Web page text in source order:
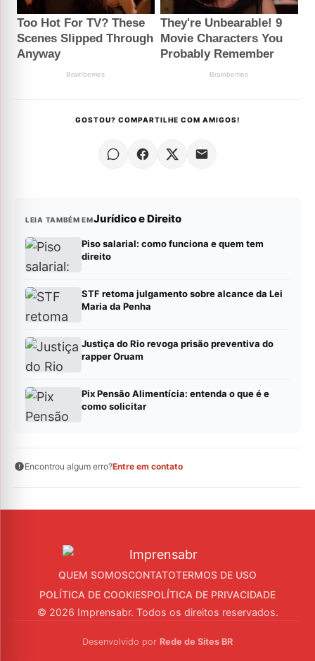
GOSTOU? COMPARTILHE COM AMIGOS!
LEIA TAMBÉM EMJurídico e Direito
Piso salarial: como funciona e quem tem
direito
STF retoma julgamento sobre alcance da Lei
Maria da Penha
Justiça do Rio revoga prisão preventiva do
rapper Oruam
Pix Pensão Alimentícia: entenda o que é e
como solicitar
Encontrou algum erro?Entre em contato
QUEM SOMOSCONTATOTERMOS DE USO
POLÍTICA DE COOKIESPOLÍTICA DE PRIVACIDADE
© 2026 Imprensabr. Todos os direitos reservados.
Desenvolvido por Rede de Sites BR